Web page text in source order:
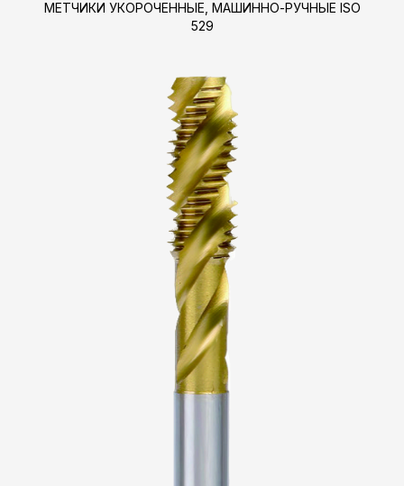
МЕТЧИКИ УКОРОЧЕННЫЕ, МАШИННО-РУЧНЫЕ ISO
529